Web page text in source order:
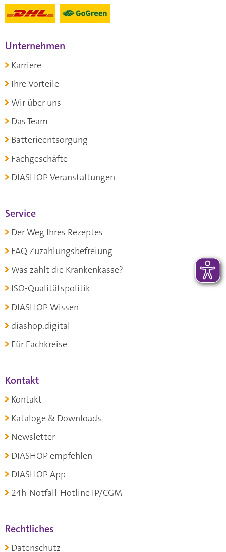
Unternehmen
Karriere
Ihre Vorteile
Wir über uns
Das Team
Batterieentsorgung
Fachgeschäfte
DIASHOP Veranstaltungen
Service
Der Weg Ihres Rezeptes
FAQ Zuzahlungsbefreiung
Was zahlt die Krankenkasse?
ISO-Qualitätspolitik
DIASHOP Wissen
diashop.digital
Für Fachkreise
Kontakt
Kontakt
Kataloge & Downloads
Newsletter
DIASHOP empfehlen
DIASHOP App
24h-Notfall-Hotline IP/CGM
Rechtliches
Datenschutz